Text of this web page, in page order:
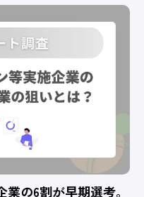
の6割が早期選考。